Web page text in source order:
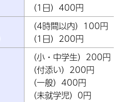
（1日）400円
（4時間以内）100円
（1日）200円
（小・中学生）200円
（付添い）200円
（一般）400円
（未就学児）0円